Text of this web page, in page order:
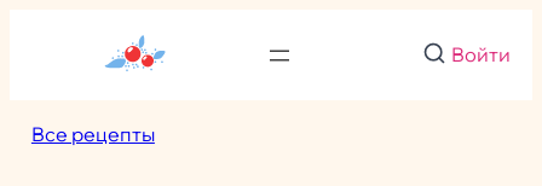
Войти
Все рецепты